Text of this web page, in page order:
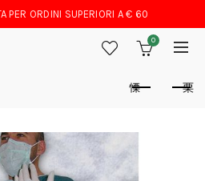
PER ORDINI SUPERIORI A € 60
0